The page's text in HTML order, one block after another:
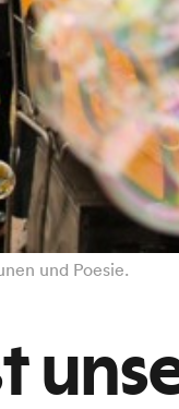
und Poesie.